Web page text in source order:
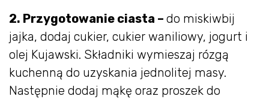
2. Przygotowanie ciasta – do miskiwbij
jajka, dodaj cukier, cukier waniliowy, jogurt i
olej Kujawski. Składniki wymieszaj rózgą
kuchenną do uzyskania jednolitej masy.
Następnie dodaj mąkę oraz proszek do